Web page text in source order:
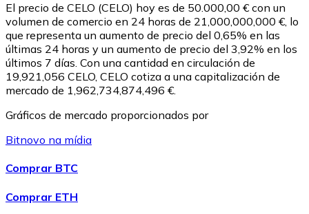
Litecoin
El precio de CELO (CELO) hoy es de 50.000,00 € con un
volumen de comercio en 24 horas de 21,000,000,000 €, lo
que representa un aumento de precio del 0,65% en las
últimas 24 horas y un aumento de precio del 3,92% en los
últimos 7 días. Con una cantidad en circulación de
19,921,056 CELO, CELO cotiza a una capitalización de
mercado de 1,962,734,874,496 €.
Gráficos de mercado proporcionados por
Bitnovo na mídia
Comprar BTC
Comprar ETH